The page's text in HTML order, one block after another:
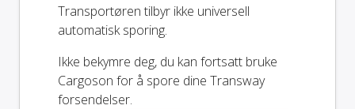
Transportøren tilbyr ikke universell
automatisk sporing.
Ikke bekymre deg, du kan fortsatt bruke
Cargoson for å spore dine Transway
forsendelser.